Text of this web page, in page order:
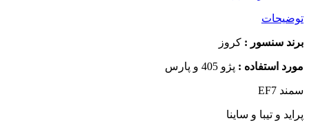
توضیحات
برند سنسور : کروز
مورد استفاده : پژو 405 و پارس
سمند EF7
پراید و تیبا و ساینا